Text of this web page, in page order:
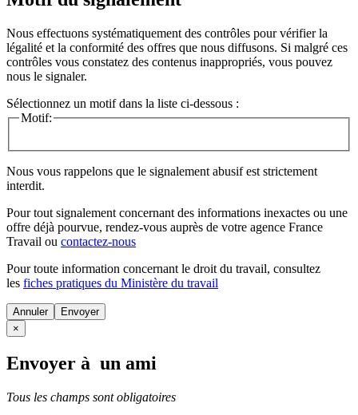
Nous effectuons systématiquement des contrôles pour vérifier la
légalité et la conformité des offres que nous diffusons. Si malgré ces
contrôles vous constatez des contenus inappropriés, vous pouvez
nous le signaler.
Sélectionnez un motif dans la liste ci-dessous :
Motif:
Nous vous rappelons que le signalement abusif est strictement
interdit.
Pour tout signalement concernant des informations inexactes ou une
offre déjà pourvue, rendez-vous auprès de votre agence France
Travail ou contactez-nous
Pour toute information concernant le droit du travail, consultez
les fiches pratiques du Ministère du travail
Annuler
×
Envoyer à un ami
Tous les champs sont obligatoires